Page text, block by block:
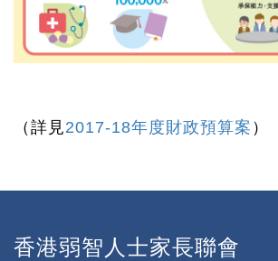
（詳見2017-18年度財政預算案 ）
香港弱智人士家長聯會